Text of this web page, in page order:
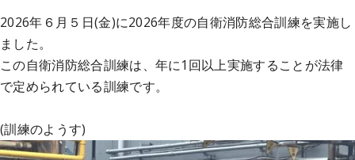
2026年６月５日(金)に2026年度の自衛消防総合訓練を実施し
ました。
この自衛消防総合訓練は、年に1回以上実施することが法律
で定められている訓練です。
(訓練のようす)